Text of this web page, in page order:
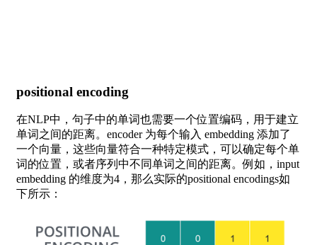
positional encoding
在NLP中，句子中的单词也需要一个位置编码，用于建立
单词之间的距离。encoder 为每个输入 embedding 添加了
一个向量，这些向量符合一种特定模式，可以确定每个单
词的位置，或者序列中不同单词之间的距离。例如，input
embedding 的维度为4，那么实际的positional encodings如
下所示：